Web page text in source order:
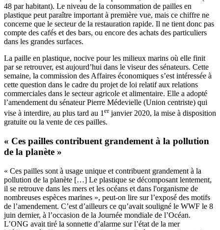
48 par habitant). Le niveau de la consommation de pailles en
plastique peut paraître important à première vue, mais ce chiffre ne
concerne que le secteur de la restauration rapide. Il ne tient donc pas
compte des cafés et des bars, ou encore des achats des particuliers
dans les grandes surfaces.
La paille en plastique, nocive pour les milieux marins où elle finit
par se retrouver, est aujourd’hui dans le viseur des sénateurs. Cette
semaine, la commission des Affaires économiques s’est intéressée à
cette question dans le cadre du projet de loi relatif aux relations
commerciales dans le secteur agricole et alimentaire. Elle a adopté
l’amendement du sénateur Pierre Médevielle (Union centriste) qui
vise à interdire, au plus tard au 1 erjanvier 2020, la mise à disposition
gratuite ou la vente de ces pailles.
« Ces pailles contribuent grandement à la pollution
de la planète »
« Ces pailles sont à usage unique et contribuent grandement à la
pollution de la planète […] Le plastique se décomposant lentement,
il se retrouve dans les mers et les océans et dans l'organisme de
nombreuses espèces marines », peut-on lire sur l’exposé des motifs
de l’amendement. C’est d’ailleurs ce qu’avait souligné le WWF le 8
juin dernier, à l’occasion de la Journée mondiale de l’Océan.
L’ONG avait tiré la sonnette d’alarme sur l’état de la mer